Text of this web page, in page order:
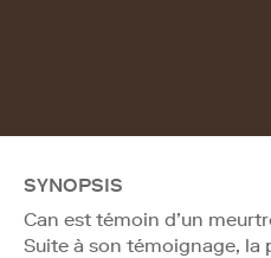
SYNOPSIS
Can est témoin d’un
Suite à son témoignage,